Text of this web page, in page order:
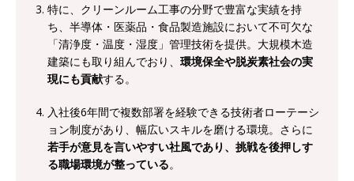
環境!! ｜ 日本で初めてインターネット広告事業を
始めたパイオニア企業 ｜ CARTA HOLDINGS
体育会積極採用企業
シップ 】スタンダード上場 ｜ 業界No.1 企業医
療機関向け広告・人材営業 ｜ 未経験からコンサ
特に、クリーンルーム工事の分野で豊富な実績を持
ち、半導体・医薬品・食品製造施設において不可欠な
「清浄度・温度・湿度」管理技術を提供。大規模木造
建築にも取り組んでおり、 環境保全や脱炭素社会の実
現にも貢献する。
入社後6年間で複数部署を経験できる技術者ローテーシ
ョン制度があり、幅広いスキルを磨ける環境。さらに
若手が意見を言いやすい社風であり、挑戦を後押しす
る職場環境が整っている。